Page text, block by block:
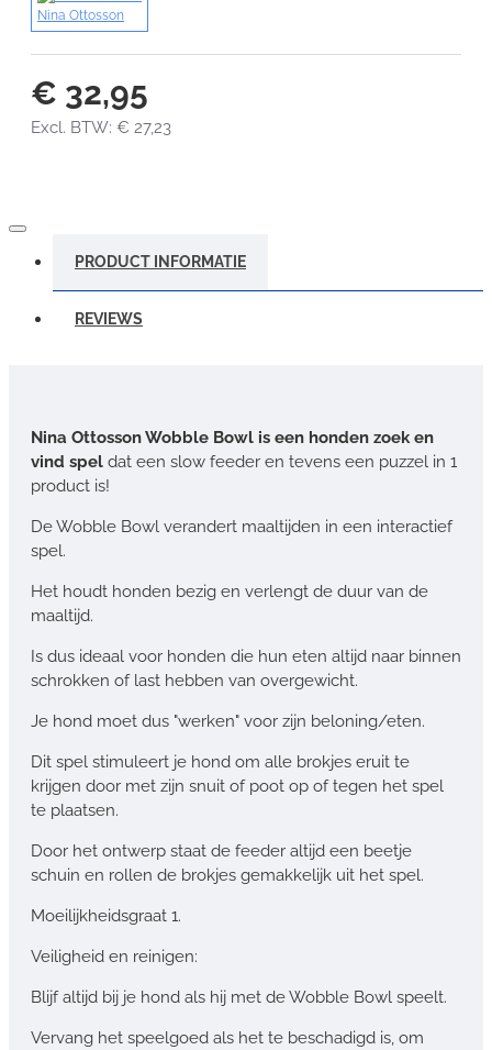
€ 32,95
Excl. BTW: € 27,23
Nina Ottosson
PRODUCT INFORMATIE
REVIEWS
Nina Ottosson Wobble Bowl is een honden zoek en
vind spel dat een slow feeder en tevens een puzzel in 1
product is!
De Wobble Bowl verandert maaltijden in een interactief
spel.
Het houdt honden bezig en verlengt de duur van de
maaltijd.
Is dus ideaal voor honden die hun eten altijd naar binnen
schrokken of last hebben van overgewicht.
Je hond moet dus "werken" voor zijn beloning/eten.
Dit spel stimuleert je hond om alle brokjes eruit te
krijgen door met zijn snuit of poot op of tegen het spel
te plaatsen.
Door het ontwerp staat de feeder altijd een beetje
schuin en rollen de brokjes gemakkelijk uit het spel.
Moeilijkheidsgraat 1.
Veiligheid en reinigen:
Blijf altijd bij je hond als hij met de Wobble Bowl speelt.
Vervang het speelgoed als het te beschadigd is, om